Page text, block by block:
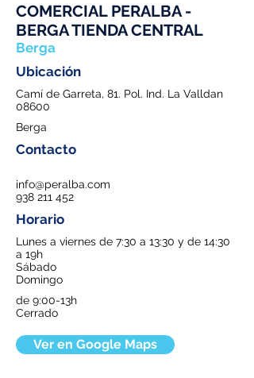
COMERCIAL PERALBA -
BERGA TIENDA CENTRAL
Berga
Ubicación
Camí de Garreta, 81. Pol. Ind. La Valldan
08600
Berga
Contacto
info@peralba.com
938 211 452
Horario
Lunes a viernes de 7:30 a 13:30 y de 14:30
a 19h
Sábado
Domingo
de 9:00-13h
Cerrado
Ver en Google Maps